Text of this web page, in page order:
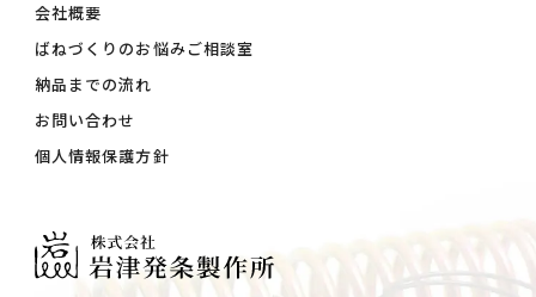
会社概要
ばねづくりのお悩みご相談室
納品までの流れ
お問い合わせ
個人情報保護方針